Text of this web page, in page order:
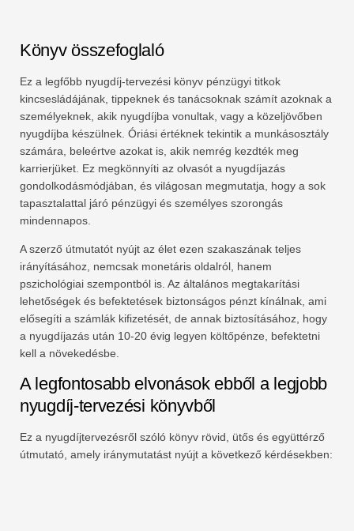
Könyv összefoglaló
Ez a legfőbb nyugdíj-tervezési könyv pénzügyi titkok
kincsesládájának, tippeknek és tanácsoknak számít azoknak a
személyeknek, akik nyugdíjba vonultak, vagy a közeljövőben
nyugdíjba készülnek. Óriási értéknek tekintik a munkásosztály
számára, beleértve azokat is, akik nemrég kezdték meg
karrierjüket. Ez megkönnyíti az olvasót a nyugdíjazás
gondolkodásmódjában, és világosan megmutatja, hogy a sok
tapasztalattal járó pénzügyi és személyes szorongás
mindennapos.
A szerző útmutatót nyújt az élet ezen szakaszának teljes
irányításához, nemcsak monetáris oldalról, hanem
pszichológiai szempontból is. Az általános megtakarítási
lehetőségek és befektetések biztonságos pénzt kínálnak, ami
elősegíti a számlák kifizetését, de annak biztosításához, hogy
a nyugdíjazás után 10-20 évig legyen költőpénze, befektetni
kell a növekedésbe.
A legfontosabb elvonások ebből a legjobb
nyugdíj-tervezési könyvből
Ez a nyugdíjtervezésről szóló könyv rövid, ütős és együttérző
útmutató, amely iránymutatást nyújt a következő kérdésekben: